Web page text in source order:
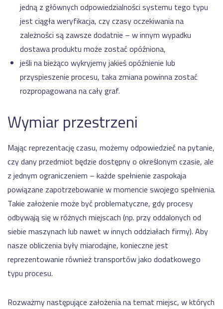
jedną z głównych odpowiedzialności systemu tego typu
jest ciągła weryfikacja, czy czasy oczekiwania na
zależności są zawsze dodatnie – w innym wypadku
dostawa produktu może zostać opóźniona,
jeśli na bieżąco wykryjemy jakieś opóźnienie lub
przyspieszenie procesu, taka zmiana powinna zostać
rozpropagowana na cały graf.
Wymiar przestrzeni
Mając reprezentację czasu, możemy odpowiedzieć na pytanie,
czy dany przedmiot będzie dostępny o określonym czasie, ale
z jednym ograniczeniem – każde spełnienie zaspokaja
powiązane zapotrzebowanie w momencie swojego spełnienia.
Takie założenie może być problematyczne, gdy procesy
odbywają się w różnych miejscach (np. przy oddalonych od
siebie maszynach lub nawet w innych oddziałach firmy). Aby
nasze obliczenia były miarodajne, konieczne jest
reprezentowanie również transportów jako dodatkowego
typu procesu.
Rozważmy następujące założenia na temat miejsc, w których